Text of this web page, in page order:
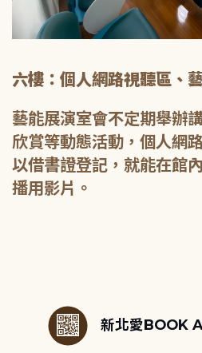
六樓：個人網路視聽區、
藝能展演室會不定期舉辦
欣賞等動態活動，個人網
以借書證登記，就能在館
播用影片。
新北愛BOOK